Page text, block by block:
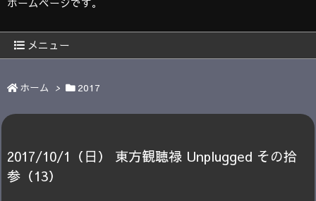
ホームページです。
メニュー
ホーム > 2017
2017/10/1（日） 東方観聴禄 Unplugged その拾
参（13）